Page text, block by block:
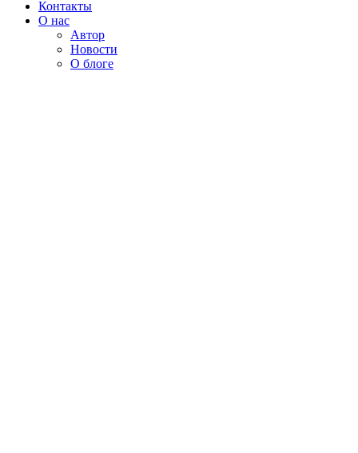
Контакты
О нас
Автор
Новости
О блоге